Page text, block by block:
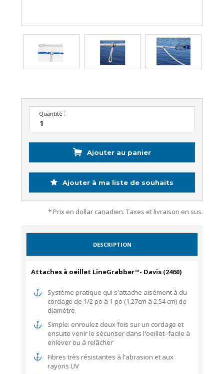
Quantité :
Ajouter au panier
Ajouter à ma liste de souhaits
* Prix en dollar canadien. Taxes et livraison en sus.
DESCRIPTION
Attaches à oeillet LineGrabber™- Davis (2460)
Système pratique qui s'attache aisément à du
cordage de 1/2 po à 1 po (1.27cm à 2.54 cm) de
diamètre
Simple: enroulez deux fois sur un cordage et
ensuite venir le sécuriser dans l'oeillet- facile à
enlever ou à relâcher
Fibres très résistantes à l'abrasion et aux
rayons UV